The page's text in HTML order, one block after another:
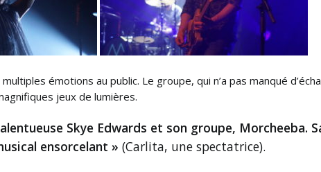
émotions au public. Le groupe, qui n’a pas manqué
jeux de lumières.
Skye Edwards et son groupe, Morcheeba.
ensorcelant » (Carlita, une spectatrice).